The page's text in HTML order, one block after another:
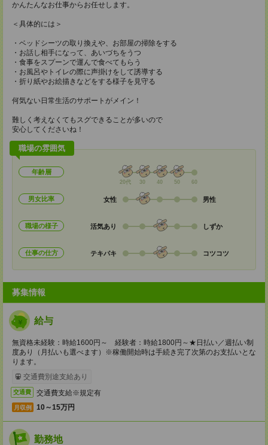
かんたんなお仕事からお任せします。
＜具体的には＞
・ベッドシーツの取り換えや、お部屋の掃除をする
・お話し相手になって、あいづちをうつ
・食事をスプーンで運んで食べてもらう
・お風呂やトイレの際に声掛けをして誘導する
・折り紙やお絵描きなどをする様子を見守る
何気ない日常生活のサポートがメイン！
難しく考えなくてもスグできることが多いので
安心してくださいね！
職場の雰囲気
年齢層
20代 30 40 50 60
男女比率 女性 男性
職場の様子 活気あり しずか
仕事の仕方 テキパキ コツコツ
募集情報
給与
無資格未経験：時給1600円～ 経験者：時給1800円～★日払い／週払い制
度あり（月払いも選べます）※稼働開始時は手続き完了次第のお支払いとな
ります。
交通費別途支給あり
交通費 交通費支給※規定有
月収例 10～15万円
勤務地